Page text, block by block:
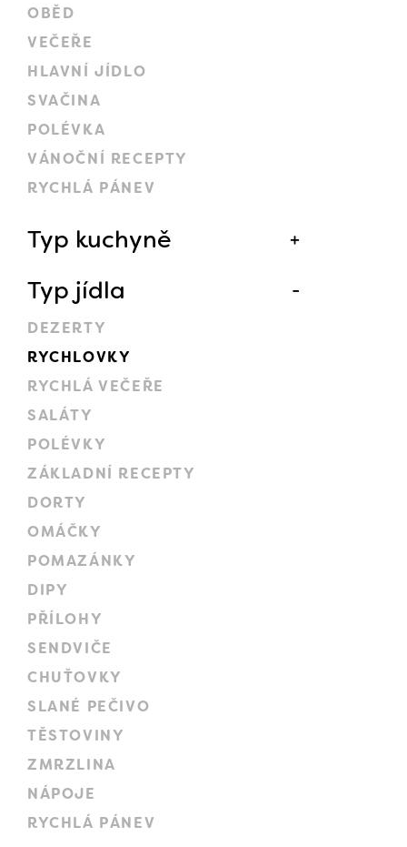
OBĚD
VEČEŘE
HLAVNÍ JÍDLO
SVAČINA
POLÉVKA
VÁNOČNÍ RECEPTY
RYCHLÁ PÁNEV
Typ kuchyně
Typ jídla
DEZERTY
RYCHLOVKY
RYCHLÁ VEČEŘE
SALÁTY
POLÉVKY
ZÁKLADNÍ RECEPTY
DORTY
OMÁČKY
POMAZÁNKY
DIPY
PŘÍLOHY
SENDVIČE
CHUŤOVKY
SLANÉ PEČIVO
TĚSTOVINY
ZMRZLINA
NÁPOJE
RYCHLÁ PÁNEV